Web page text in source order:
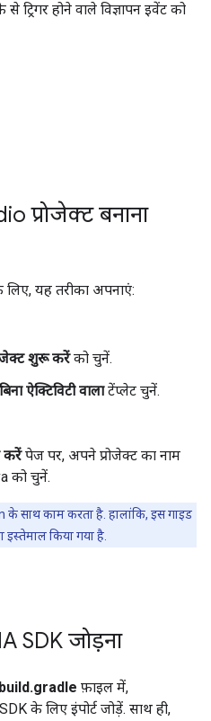
ट्रिगर होने वाले विज्ञापन इवेंट को
प्रोजेक्ट बनाना
यह तरीका अपनाएं:
शुरू करेंको चुनें.
बिना ऐक्टिविटी वालाटेंप्लेट चुनें.
करेंपेज पर, अपने प्रोजेक्ट का नाम
को चुनें.
के साथ काम करता है. हालांकि, इस गाइड
किया गया है.
SDK जोड़ना
build.gradle फ़ाइल में,
के लिए इंपोर्ट जोड़ें. साथ ही,